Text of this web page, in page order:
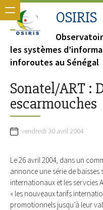
OSIRIS
les systèmes
inforoutes au Sénégal
Sonatel/ART :
escarmouches
vendredi 30 avril 2004
Le 26 avril 2004, dans un
annonce une série de
internationaux et les servcies
« les nouveaux tarifs
promotionnels jusqu’à leur